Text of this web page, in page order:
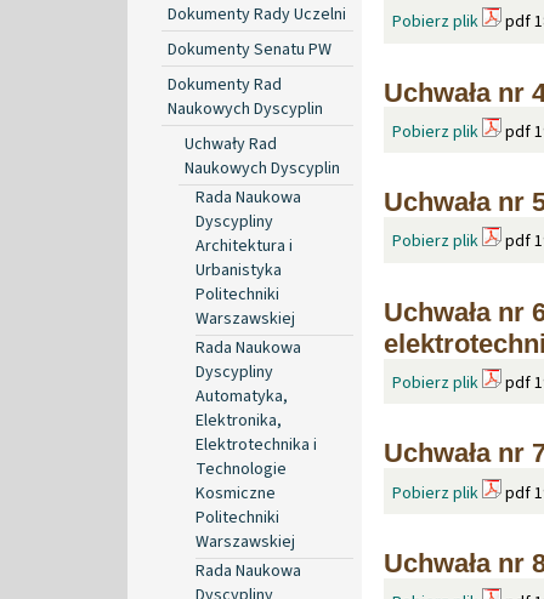
Dokumenty Rady Uczelni
Dokumenty Senatu PW
Dokumenty Rad
Naukowych Dyscyplin
Uchwały Rad
Naukowych Dyscyplin
Rada Naukowa
Dyscypliny
Architektura i
Urbanistyka
Politechniki
Warszawskiej
Rada Naukowa
Dyscypliny
Automatyka,
Elektronika,
Elektrotechnika i
Technologie
Kosmiczne
Politechniki
Warszawskiej
Rada Naukowa
Pobierz plik pdf
Uchwała nr
Pobierz plik pdf
Uchwała nr
Pobierz plik pdf
Uchwała nr
Pobierz plik pdf
Uchwała nr
Pobierz plik pdf
Uchwała nr